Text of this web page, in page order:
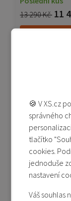
🍪 V XS.cz
správného
tlačítko
cookies.
jednoduše
nastavení
Váš souhlas
13 290 Kč 11
POCO X8